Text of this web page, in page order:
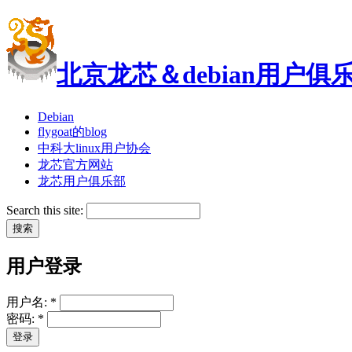
北京龙芯＆debian用户俱
Debian
flygoat的blog
中科大linux用户协会
龙芯官方网站
龙芯用户俱乐部
Search this site:
用户登录
用户名: *
密码: *